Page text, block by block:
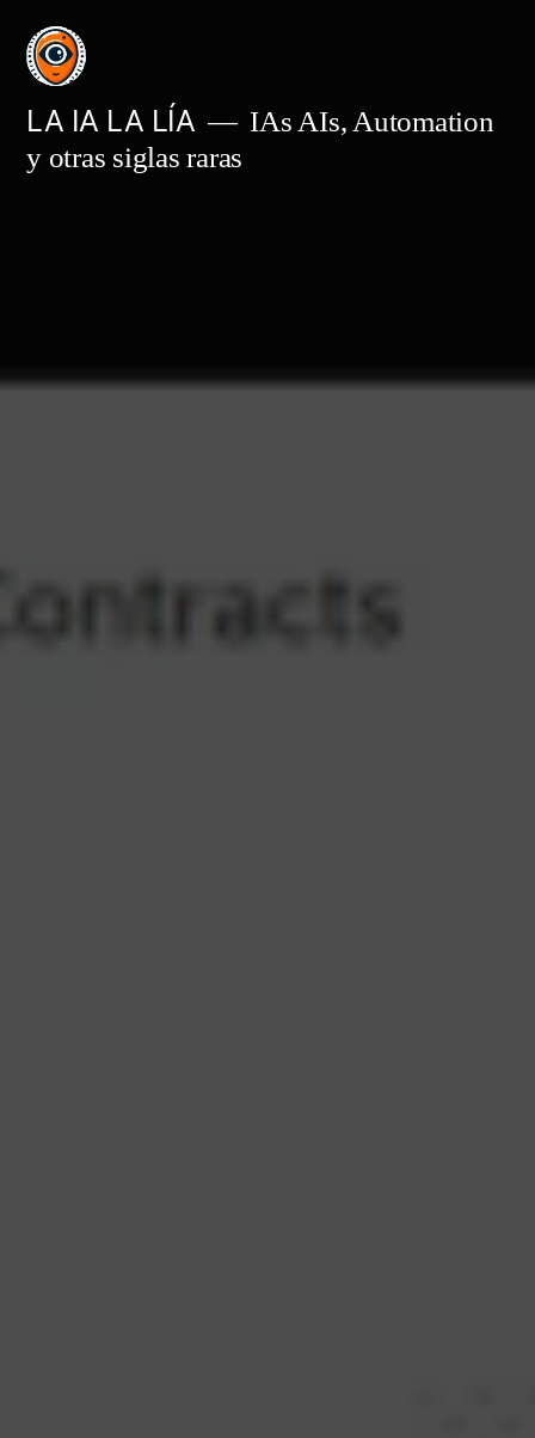
Saltar
contenido
LA IA LA LÍA
IAs AIs, Automation
y otras siglas raras